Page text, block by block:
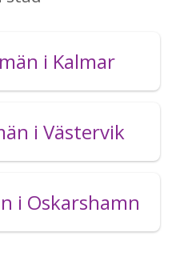
i Kalmar
i Västervik
i Oskarshamn